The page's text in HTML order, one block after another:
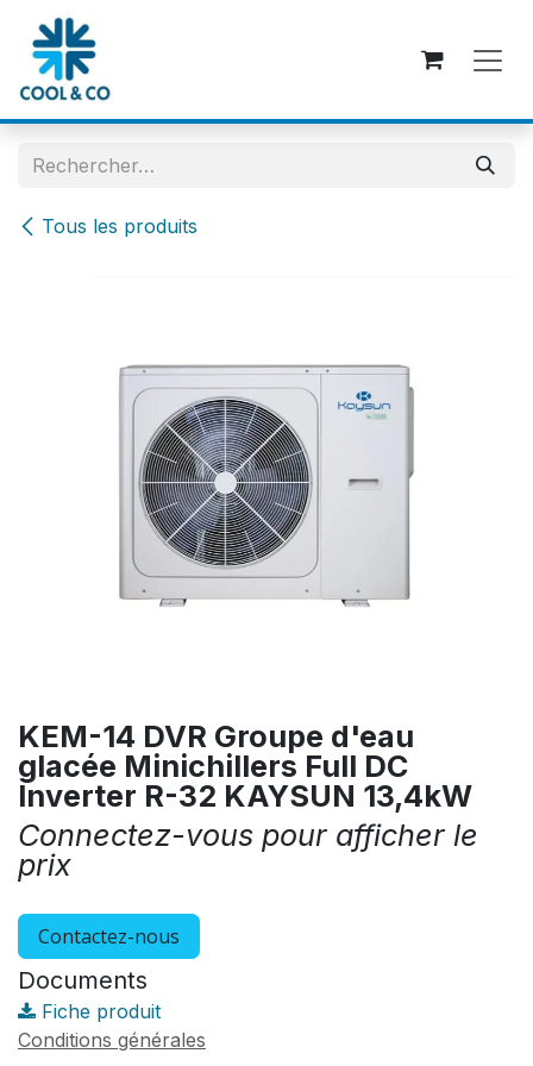
Se rendre au contenu
Tous les produits
KEM-14 DVR Groupe d'eau
glacée Minichillers Full DC
Inverter R-32 KAYSUN 13,4kW
Connectez-vous pour afficher le
prix
Contactez-nous
Documents
Fiche produit
Conditions générales